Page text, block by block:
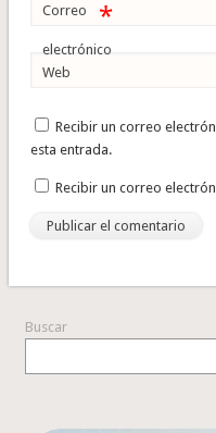
Correo
electrónico
*
Web
Recibir un correo
esta entrada.
Recibir un correo
Buscar